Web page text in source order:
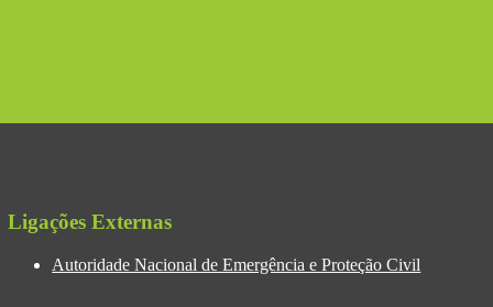
Ligações Externas
Autoridade Nacional de Emergência e Proteção Civil